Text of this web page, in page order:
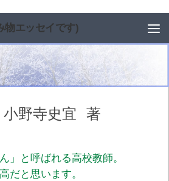
物エッセイです)
小野寺史宜 著
」と呼ばれる高校教師。
だと思います。